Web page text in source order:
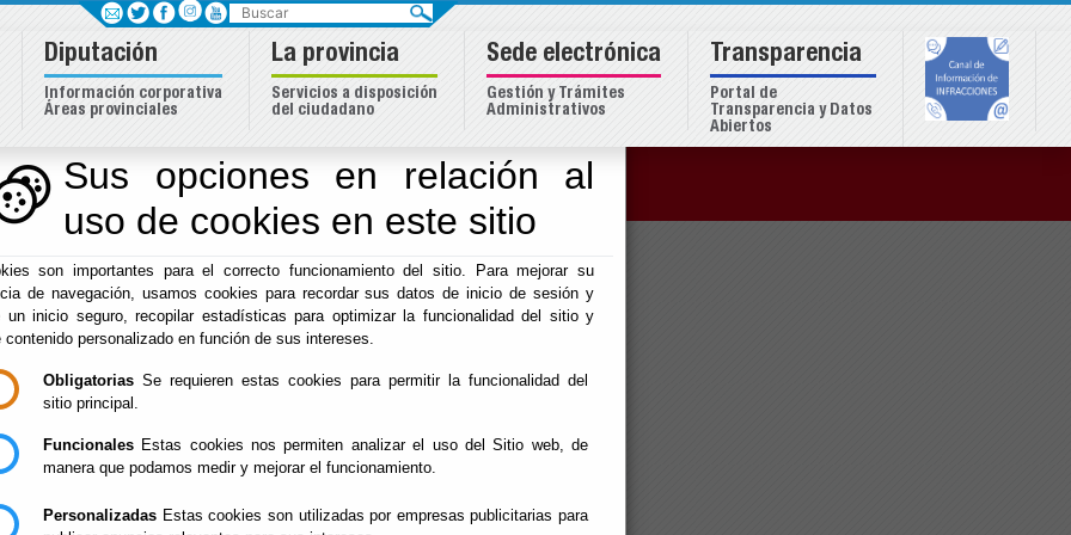
Sus opciones en relación al
uso de cookies en este sitio
son importantes para el correcto funcionamiento del sitio. Para mejorar su
de navegación, usamos cookies para recordar sus datos de inicio de sesión y
un inicio seguro, recopilar estadísticas para optimizar la funcionalidad del sitio y
contenido personalizado en función de sus intereses.
Obligatorias Se requieren estas cookies para permitir la funcionalidad del
sitio principal.
Funcionales Estas cookies nos permiten analizar el uso del Sitio web, de
manera que podamos medir y mejorar el funcionamiento.
Personalizadas Estas cookies son utilizadas por empresas publicitarias para
Almeriense
Inicio - Cultura y Cine - Otros - DPC
Buscar
Diputación
Información corporativa
Áreas provinciales
La provincia
Servicios a disposición
del ciudadano
Sede electrónica
Gestión y Trámites
Administrativos
Transparencia
Portal de
Transparencia y Datos
Abiertos